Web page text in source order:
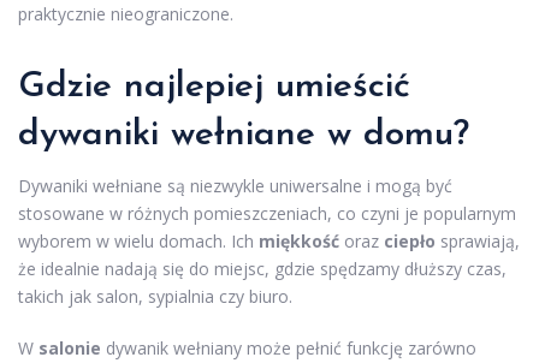
praktycznie nieograniczone.
Gdzie najlepiej umieścić
dywaniki wełniane w domu?
Dywaniki wełniane są niezwykle uniwersalne i mogą być
stosowane w różnych pomieszczeniach, co czyni je popularnym
wyborem w wielu domach. Ich miękkość oraz ciepło sprawiają,
że idealnie nadają się do miejsc, gdzie spędzamy dłuższy czas,
takich jak salon, sypialnia czy biuro.
W salonie dywanik wełniany może pełnić funkcję zarówno